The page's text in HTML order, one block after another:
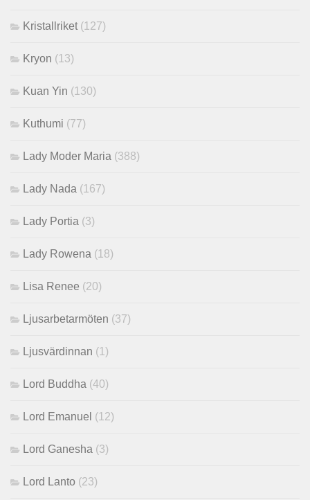
Kristallriket (127)
Kryon (13)
Kuan Yin (130)
Kuthumi (77)
Lady Moder Maria (388)
Lady Nada (167)
Lady Portia (3)
Lady Rowena (18)
Lisa Renee (20)
Ljusarbetarmöten (37)
Ljusvärdinnan (1)
Lord Buddha (40)
Lord Emanuel (12)
Lord Ganesha (3)
Lord Lanto (23)